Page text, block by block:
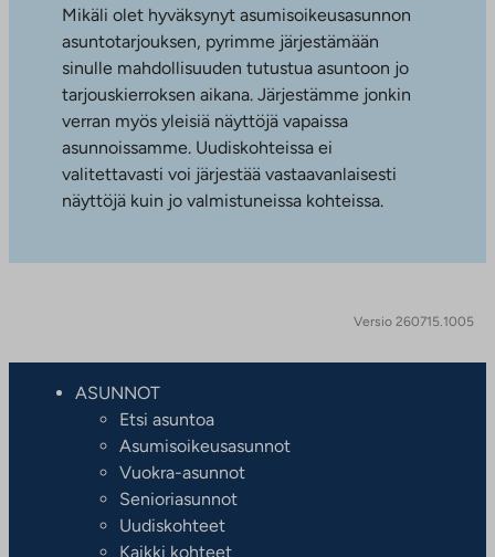
Mikäli olet hyväksynyt asumisoikeusasunnon
asuntotarjouksen, pyrimme järjestämään
sinulle mahdollisuuden tutustua asuntoon jo
tarjouskierroksen aikana. Järjestämme jonkin
verran myös yleisiä näyttöjä vapaissa
asunnoissamme. Uudiskohteissa ei
valitettavasti voi järjestää vastaavanlaisesti
näyttöjä kuin jo valmistuneissa kohteissa.
Versio 260715.1005
ASUNNOT
Etsi asuntoa
Asumisoikeusasunnot
Vuokra-asunnot
Senioriasunnot
Uudiskohteet
Kaikki kohteet